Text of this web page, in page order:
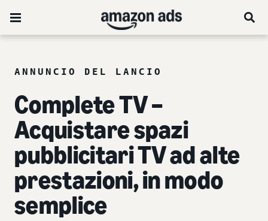
ANNUNCIO DEL LANCIO
Complete TV –
Acquistare spazi
pubblicitari TV ad alte
prestazioni, in modo
semplice